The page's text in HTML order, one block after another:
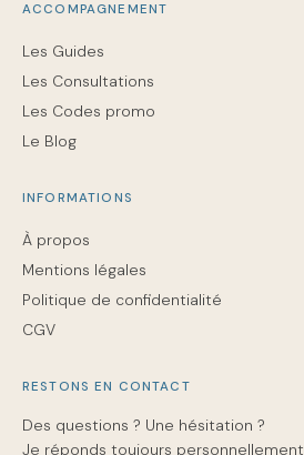
ACCOMPAGNEMENT
Les Guides
Les Consultations
Les Codes promo
Le Blog
INFORMATIONS
À propos
Mentions légales
Politique de confidentialité
CGV
RESTONS EN CONTACT
Des questions ? Une hésitation ?
Je réponds toujours